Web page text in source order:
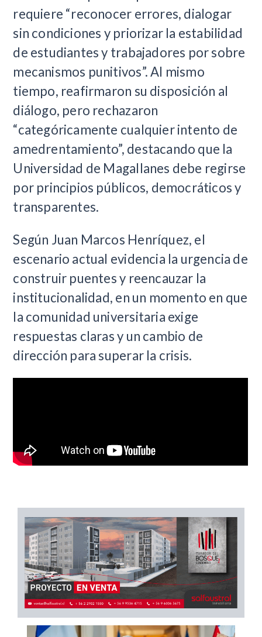
requiere “reconocer errores, dialogar
sin condiciones y priorizar la estabilidad
de estudiantes y trabajadores por sobre
mecanismos punitivos”. Al mismo
tiempo, reafirmaron su disposición al
diálogo, pero rechazaron
“categóricamente cualquier intento de
amedrentamiento”, destacando que la
Universidad de Magallanes debe regirse
por principios públicos, democráticos y
transparentes.
Según Juan Marcos Henríquez, el
escenario actual evidencia la urgencia de
construir puentes y reencauzar la
institucionalidad, en un momento en que
la comunidad universitaria exige
respuestas claras y un cambio de
dirección para superar la crisis.